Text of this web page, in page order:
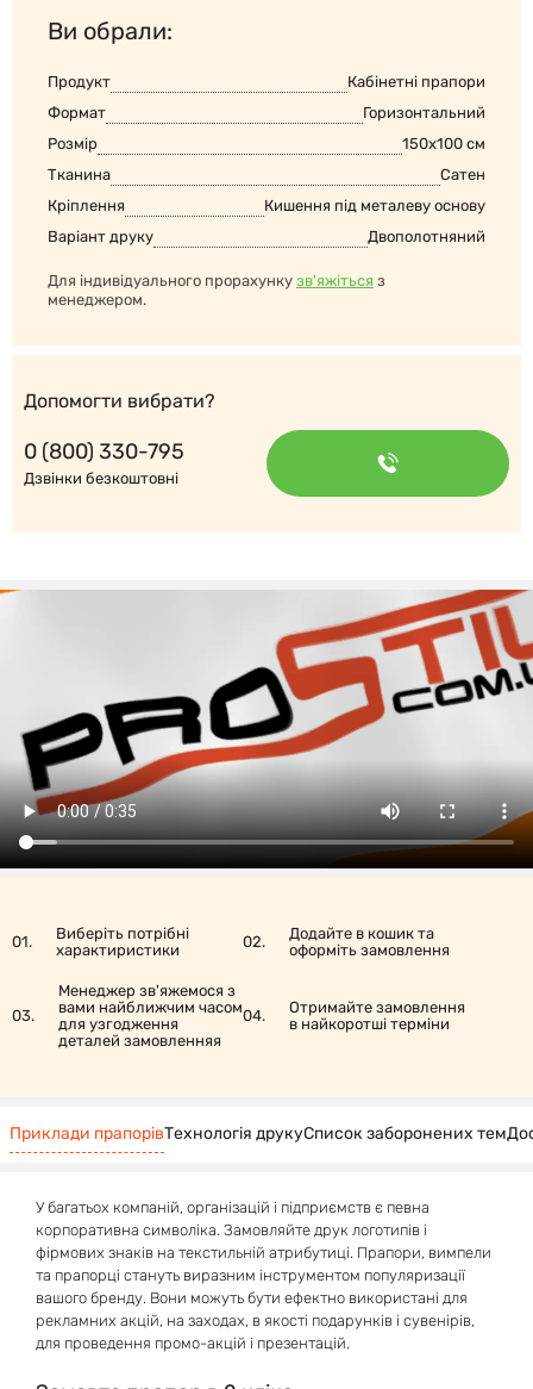
Ви обрали:
Продукт
Кабінетні прапори
Формат
Горизонтальний
Розмір
150x100 см
Тканина
Сатен
Кріплення
Кишення під металеву основу
Варіант друку
Двополотняний
Для індивідуального прорахунку зв'яжіться з
менеджером.
Допомогти вибрати?
0 (800) 330-795
Дзвінки безкоштовні
01.
Виберіть потрібні
характиристики
02.
Додайте в кошик та
оформіть замовлення
03.
Менеджер зв'яжемося з
вами найближчим часом
для узгодження
деталей замовленняя
04.
Отримайте замовлення
в найкоротші терміни
Приклади прапорівТехнологія друкуСписок заборонених тем
У багатьох компаній, організацій і підприємств є певна
корпоративна символіка. Замовляйте друк логотипів і
фірмових знаків на текстильній атрибутиці. Прапори, вимпели
та прапорці стануть виразним інструментом популяризації
вашого бренду. Вони можуть бути ефектно використані для
рекламних акцій, на заходах, в якості подарунків і сувенірів,
для проведення промо-акцій і презентацій.